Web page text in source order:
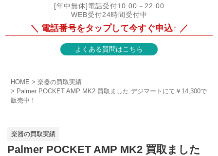
[年中無休]電話受付10:00～22:00
WEB受付24時間受付中
＼ 電話番号をタップして今すぐ申込↑ ／
よくある質問はこちら
HOME
楽器の買取実績
Palmer POCKET AMP MK2 買取ました デジマートにて￥14,300で
販売中！
楽器の買取実績
Palmer POCKET AMP MK2 買取ました